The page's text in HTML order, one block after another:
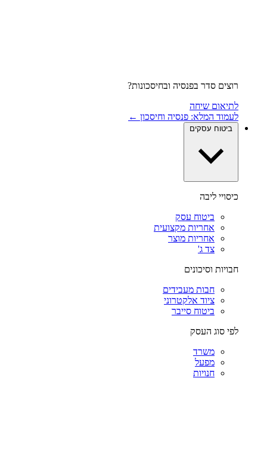
רוצים סדר בפנסיה ובחיסכונות?
לתיאום שיחה
לעמוד המלא: פנסיה וחיסכון ←
ביטוח עסקים
כיסויי ליבה
ביטוח עסק
אחריות מקצועית
אחריות מוצר
צד ג'
חבויות וסיכונים
חבות מעבידים
ציוד אלקטרוני
ביטוח סייבר
לפי סוג העסק
משרד
מפעל
חנויות